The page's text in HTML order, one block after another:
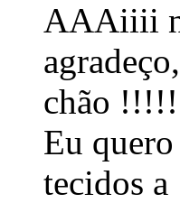
AAAiiii
chão
Eu
tecidos